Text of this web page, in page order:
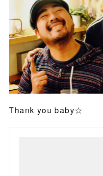
Thank you baby☆